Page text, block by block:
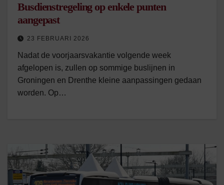
Busdienstregeling op enkele punten
aangepast
23 FEBRUARI 2026
Nadat de voorjaarsvakantie volgende week
afgelopen is, zullen op sommige buslijnen in
Groningen en Drenthe kleine aanpassingen gedaan
worden. Op…